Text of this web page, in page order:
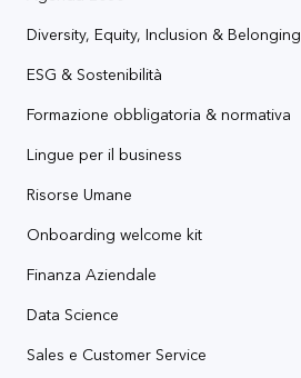
Diversity, Equity, Inclusion & Belonging
ESG & Sostenibilità
Formazione obbligatoria & normativa
Lingue per il business
Risorse Umane
Onboarding welcome kit
Finanza Aziendale
Data Science
Sales e Customer Service